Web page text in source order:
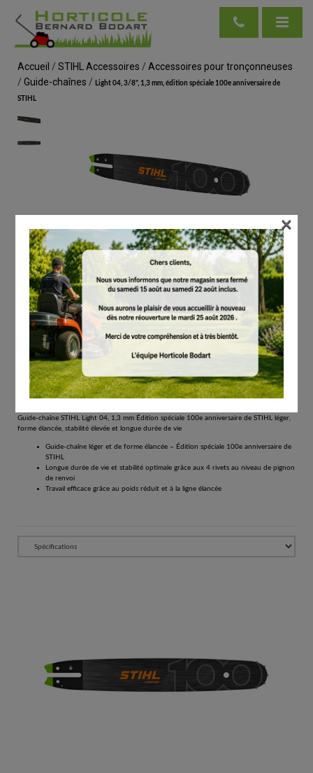
Accueil / STIHL Accessoires / Accessoires pour tronçonneuses
/ Guide-chaînes / Light 04, 3/8", 1,3 mm, édition spéciale 100e anniversaire de
STIHL
voir en taille réelle
STIHL
Light 04, 3/8", 1,3 mm, édition spéciale 100e
anniversaire de STIHL
# 30058354809
Guide-chaînes
55.90
Tous les prix comprennent la TVA de 21%.
Réserver
Guide-chaîne STIHL Light 04, 1,3 mm Édition spéciale 100e anniversaire de STIHL léger,
forme élancée, stabilité élevée et longue durée de vie
Guide-chaîne léger et de forme élancée – Édition spéciale 100e anniversaire de
STIHL
Longue durée de vie et stabilité optimale grâce aux 4 rivets au niveau de pignon
de renvoi
Travail efficace grâce au poids réduit et à la ligne élancée
×